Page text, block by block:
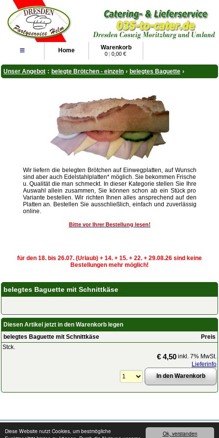
Ok, verstanden
Diese Website nutzt Cookies, um bestmögliche
≡ Home Warenkorb
0 | 0,00 €
Unser Angebot : belegte Brötchen - einzeln › belegtes Baguette ›
Wir liefern die belegten Brötchen auf Einwegplatten, auf Wunsch
sind aber auch Edelstahlplatten* möglich. Sie bekommen Frische
u. Qualität die man schmeckt. In dieser Kategorie stellen Sie Ihre
Auswahl allein zusammen, Sie können schon ab ein Stück pro
Variante bestellen. Wir richten Ihnen alles ansprechend auf den
Platten an. Bestellen Sie ausschließlich, einfach und zuverlässig
online.
Bitte vor Ihrer Bestellung lesen!
für den 18. bis 26.07. (Urlaub) + 14. + 15. + 22. + 29.08.26 sind keine
Bestellungen mehr möglich!
belegtes Baguette mit Schnittkäse
Diesen Artikel jetzt in den Warenkorb legen
belegtes Baguette mit Schnittkäse
Preis
Stck.
€ 4,50 inkl. 7% MwSt.
Lieferinfo
Copyright © 2008 - 2026cater24.de- Alle Rechte vorbehalten.Impressum